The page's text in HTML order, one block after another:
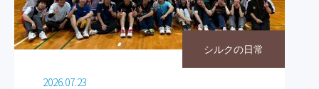
シルクの日常
2026.07.23